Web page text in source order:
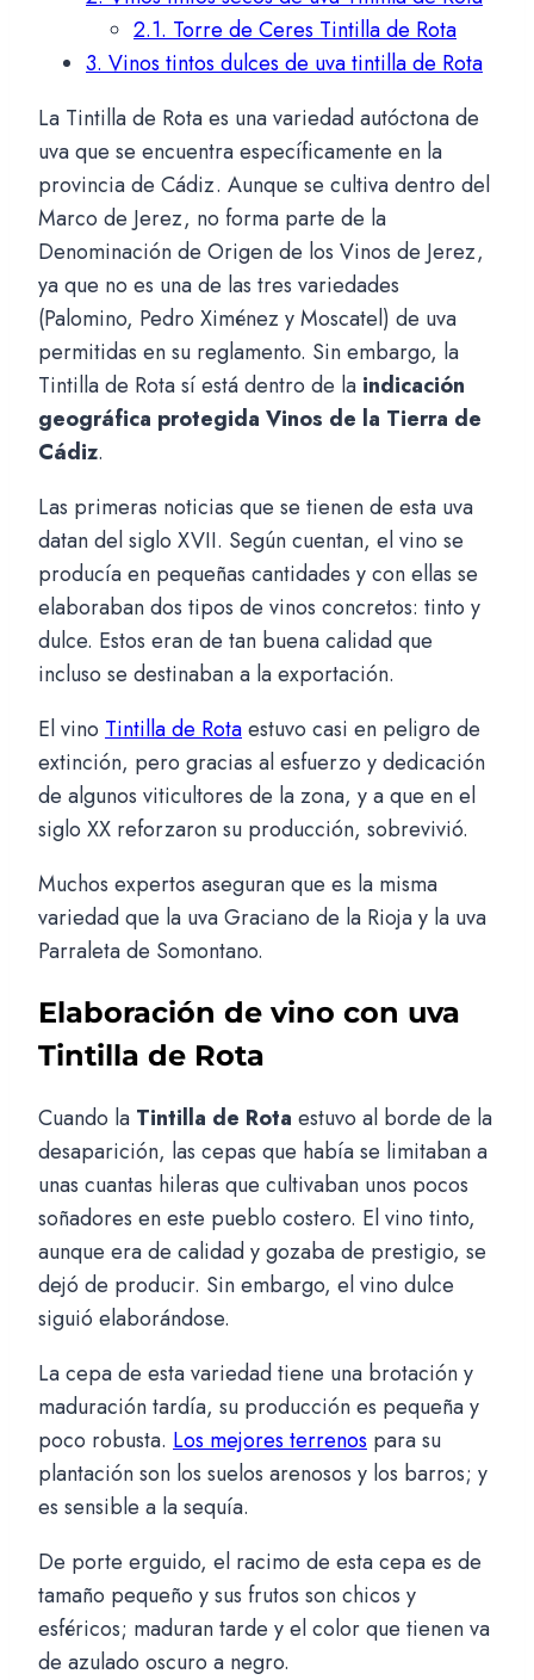
2.1.Torre de Ceres Tintilla de Rota
3.Vinos tintos dulces de uva tintilla de Rota
La Tintilla de Rota es una variedad autóctona de
uva que se encuentra específicamente en la
provincia de Cádiz. Aunque se cultiva dentro del
Marco de Jerez, no forma parte de la
Denominación de Origen de los Vinos de Jerez,
ya que no es una de las tres variedades
(Palomino, Pedro Ximénez y Moscatel) de uva
permitidas en su reglamento. Sin embargo, la
Tintilla de Rota sí está dentro de la indicación
geográfica protegida Vinos de la Tierra de
Cádiz.
Las primeras noticias que se tienen de esta uva
datan del siglo XVII. Según cuentan, el vino se
producía en pequeñas cantidades y con ellas se
elaboraban dos tipos de vinos concretos: tinto y
dulce. Estos eran de tan buena calidad que
incluso se destinaban a la exportación.
El vino Tintilla de Rotaestuvo casi en peligro de
extinción, pero gracias al esfuerzo y dedicación
de algunos viticultores de la zona, y a que en el
siglo XX reforzaron su producción, sobrevivió.
Muchos expertos aseguran que es la misma
variedad que la uva Graciano de la Rioja y la uva
Parraleta de Somontano.
Elaboración de vino con uva
Tintilla de Rota
Cuando la Tintilla de Rota estuvo al borde de la
desaparición, las cepas que había se limitaban a
unas cuantas hileras que cultivaban unos pocos
soñadores en este pueblo costero. El vino tinto,
aunque era de calidad y gozaba de prestigio, se
dejó de producir. Sin embargo, el vino dulce
siguió elaborándose.
La cepa de esta variedad tiene una brotación y
maduración tardía, su producción es pequeña y
poco robusta. Los mejores terrenos para su
plantación son los suelos arenosos y los barros; y
es sensible a la sequía.
De porte erguido, el racimo de esta cepa es de
tamaño pequeño y sus frutos son chicos y
esféricos; maduran tarde y el color que tienen va
de azulado oscuro a negro.